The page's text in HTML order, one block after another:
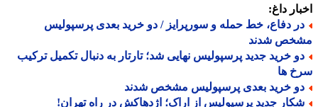
داغ:
دفاع، خط حمله و سورپرایز / دو خرید بعدی پرسپولیس
شدند
خرید جدید پرسپولیس نهایی شد؛ تارتار به دنبال تکمیل ترکیب
ها
خرید بعدی پرسپولیس مشخص شدند
جدید پرسپولیس از اراک؛ اژدهاکش در راه تهران!